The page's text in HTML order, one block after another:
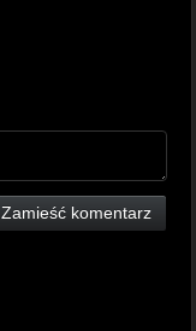
Zamieść komentarz